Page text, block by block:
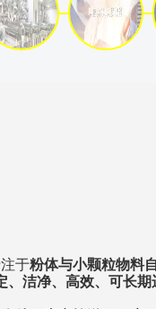
于粉体与小颗粒物料
、洁净、高效、可长